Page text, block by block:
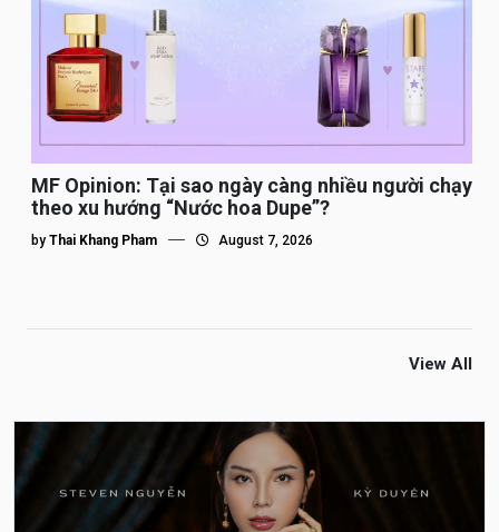
MF Opinion: Tại sao ngày càng nhiều người chạy
theo xu hướng “Nước hoa Dupe”?
by Thai Khang Pham August 7, 2026
View All